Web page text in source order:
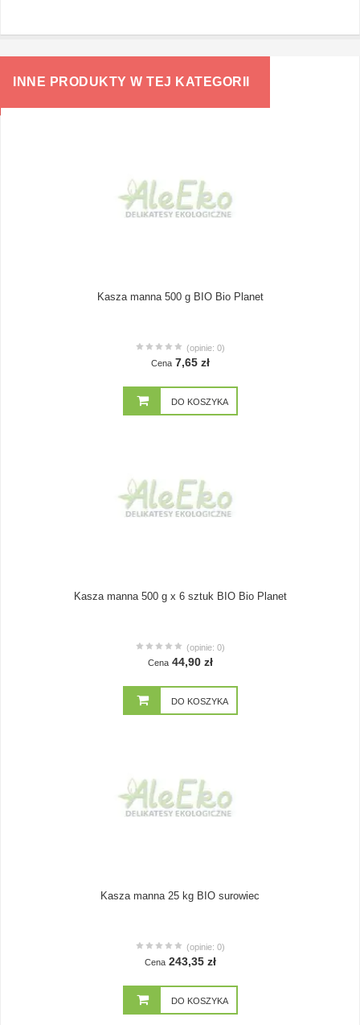
INNE PRODUKTY W TEJ KATEGORII
Kasza manna 500 g BIO Bio Planet
(opinie: 0)
Cena 7,65 zł
DO KOSZYKA
Kasza manna 500 g x 6 sztuk BIO Bio Planet
(opinie: 0)
Cena 44,90 zł
DO KOSZYKA
Kasza manna 25 kg BIO surowiec
(opinie: 0)
Cena 243,35 zł
DO KOSZYKA